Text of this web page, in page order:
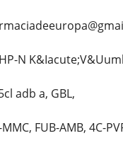
N
adb a, GBL,
FUB-AMB, 4C-